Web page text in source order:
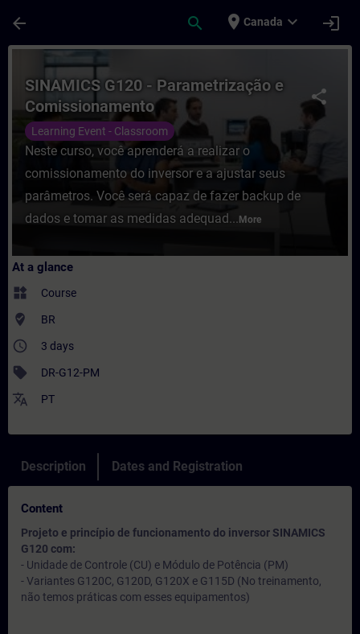
arrow_back search place Canada expand_more login
Course - SINAMICS G120 -
share
SINAMICS G120 - Parametrização e
Comissionamento
Learning Event - Classroom
Neste curso, você aprenderá a realizar o
comissionamento do inversor e a ajustar seus
parâmetros. Você será capaz de fazer backup de
dados e tomar as medidas adequad... More
At a glance
widgets Course
where_to_vote BR
access_time 3 days
sell DR-G12-PM
translate PT
Description Dates and Registration
Content
Projeto e princípio de funcionamento do inversor SINAMICS
G120 com:
- Unidade de Controle (CU) e Módulo de Potência (PM)
- Variantes G120C, G120D, G120X e G115D (No treinamento,
não temos práticas com esses equipamentos)